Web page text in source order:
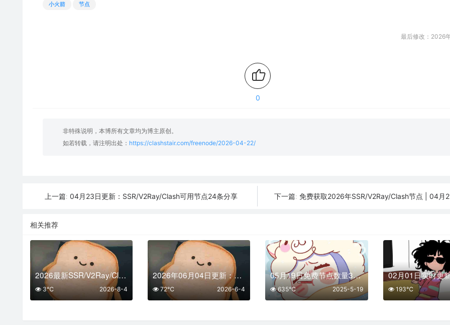
小火箭
节点
最后修改：2026
0
非特殊说明，本博所有文章均为博主原创。
如若转载，请注明出处： https://clashstair.com/freenode/2026-04-22/
上一篇: 04月23日更新：SSR/V2Ray/Clash可用节点24条分享 下一篇: 免费获取2026年SSR/V2Ray/Clash节点 | 04月
相关推荐
2026最新SSR/V2Ray/Clash免费节点 | 8月4日可用订阅
2026-8-4
3℃
2026年06月04日更新：43条SSR/V2Ray/Clash可用免费节点
2026-6-4
72℃
05月19日免费节点数量36个,地区有台湾|英国|阿根廷|土耳其|芬兰,2025年SSR|V2ray|Shadowrocket|Clash订阅链接
2025-5-19
635℃ 193℃